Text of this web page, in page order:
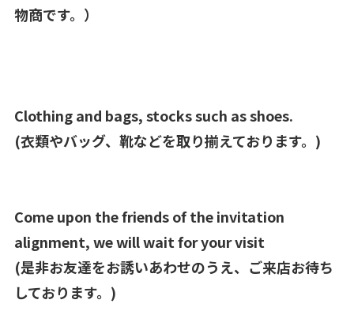
物商です。）
Clothing and bags, stocks such as shoes.
(衣類やバッグ、靴などを取り揃えております。)
Come upon the friends of the invitation
alignment, we will wait for your visit
(是非お友達をお誘いあわせのうえ、ご来店お待ち
しております。)